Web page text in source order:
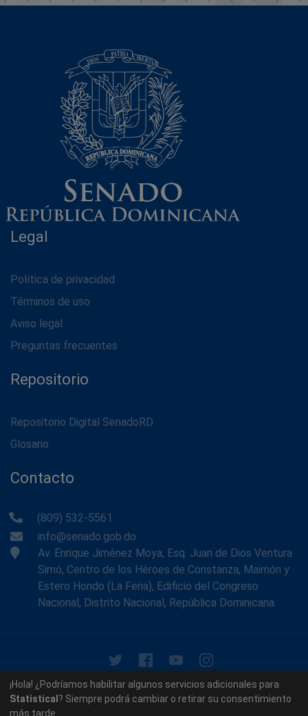
Legal
Política de privacidad
Términos de uso
Aviso legal
Preguntas frecuentes
Repositorio
Repositorio Digital SenadoRD
Glosario
Contacto
(809) 532-5561
info@senado.gob.do
Av. Enrique Jiménez Moya, Esq. Juan de Dios Ventura
Simó, Centro de los Héroes de Constanza, Maimón y
Estero Hondo (La Feria), Edificio del Congreso
Nacional, Distrito Nacional, República Dominicana.
© 2026 - Memoria Histórica del Senado de la República
Dominicana. Todos los derechos reservados.
¡Hola! ¿Podríamos habilitar algunos servicios adicionales para
Statistical ? Siempre podrá cambiar o retirar su consentimiento
más tarde.